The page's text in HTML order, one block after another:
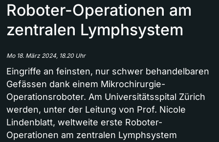
Roboter-Operationen am
zentralen Lymphsystem
Mo 18. März 2024, 18.20 Uhr
Eingriffe an feinsten, nur schwer behandelbaren
Gefässen dank einem Mikrochirurgie-
Operationsroboter. Am Universitätsspital Zürich
werden, unter der Leitung von Prof. Nicole
Lindenblatt, weltweite erste Roboter-
Operationen am zentralen Lymphsystem